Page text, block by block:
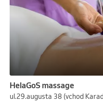
HelaGoS massage
ul.29.augusta 38 (vchod